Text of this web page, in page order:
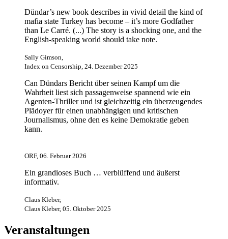
Dündar’s new book describes in vivid detail the kind of
mafia state Turkey has become – it’s more Godfather
than Le Carré. (...) The story is a shocking one, and the
English-speaking world should take note.
Sally Gimson,
Index on Censorship, 24. Dezember 2025
Can Dündars Bericht über seinen Kampf um die
Wahrheit liest sich passagenweise spannend wie ein
Agenten-Thriller und ist gleichzeitig ein überzeugendes
Plädoyer für einen unabhängigen und kritischen
Journalismus, ohne den es keine Demokratie geben
kann.
ORF, 06. Februar 2026
Ein grandioses Buch … verblüffend und äußerst
informativ.
Claus Kleber,
Claus Kleber, 05. Oktober 2025
Veranstaltungen